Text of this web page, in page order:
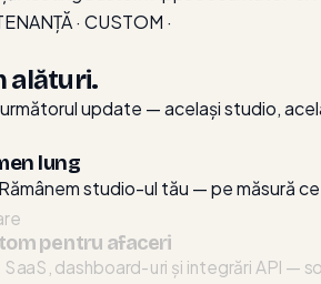
· CUSTOM ·
alături.
următorul update — același studio,
lung
Rămânem studio-ul tău — pe măsură
pentru afaceri
SaaS, dashboard-uri și integrări API